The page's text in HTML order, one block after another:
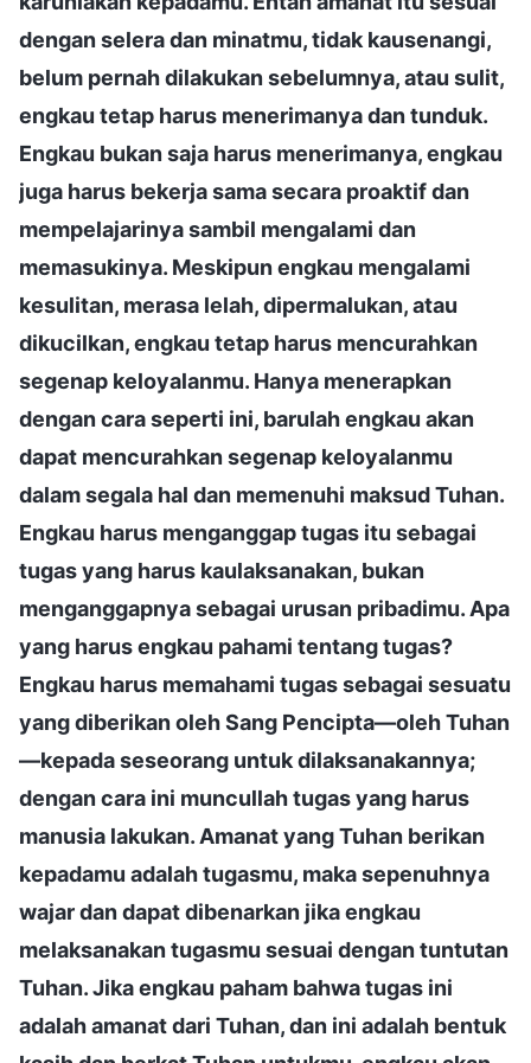
dengan selera dan minatmu, tidak kausenangi,
belum pernah dilakukan sebelumnya, atau sulit,
engkau tetap harus menerimanya dan tunduk.
Engkau bukan saja harus menerimanya, engkau
juga harus bekerja sama secara proaktif dan
mempelajarinya sambil mengalami dan
memasukinya. Meskipun engkau mengalami
kesulitan, merasa lelah, dipermalukan, atau
dikucilkan, engkau tetap harus mencurahkan
segenap keloyalanmu. Hanya menerapkan
dengan cara seperti ini, barulah engkau akan
dapat mencurahkan segenap keloyalanmu
dalam segala hal dan memenuhi maksud Tuhan.
Engkau harus menganggap tugas itu sebagai
tugas yang harus kaulaksanakan, bukan
menganggapnya sebagai urusan pribadimu. Apa
yang harus engkau pahami tentang tugas?
Engkau harus memahami tugas sebagai sesuatu
yang diberikan oleh Sang Pencipta—oleh Tuhan
—kepada seseorang untuk dilaksanakannya;
dengan cara ini muncullah tugas yang harus
manusia lakukan. Amanat yang Tuhan berikan
kepadamu adalah tugasmu, maka sepenuhnya
wajar dan dapat dibenarkan jika engkau
melaksanakan tugasmu sesuai dengan tuntutan
Tuhan. Jika engkau paham bahwa tugas ini
adalah amanat dari Tuhan, dan ini adalah bentuk